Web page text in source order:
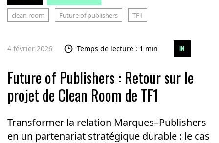
clean room Future of publishers TF1
4 février 2026 Temps de lecture : 1 min
Future of Publishers : Retour sur le
projet de Clean Room de TF1
Transformer la relation Marques–Publishers
en un partenariat stratégique durable : le cas